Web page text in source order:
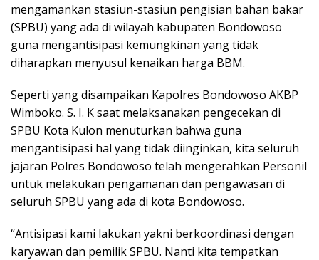
mengamankan stasiun-stasiun pengisian bahan bakar
(SPBU) yang ada di wilayah kabupaten Bondowoso
guna mengantisipasi kemungkinan yang tidak
diharapkan menyusul kenaikan harga BBM.
Seperti yang disampaikan Kapolres Bondowoso AKBP
Wimboko. S. I. K saat melaksanakan pengecekan di
SPBU Kota Kulon menuturkan bahwa guna
mengantisipasi hal yang tidak diinginkan, kita seluruh
jajaran Polres Bondowoso telah mengerahkan Personil
untuk melakukan pengamanan dan pengawasan di
seluruh SPBU yang ada di kota Bondowoso.
“Antisipasi kami lakukan yakni berkoordinasi dengan
karyawan dan pemilik SPBU. Nanti kita tempatkan